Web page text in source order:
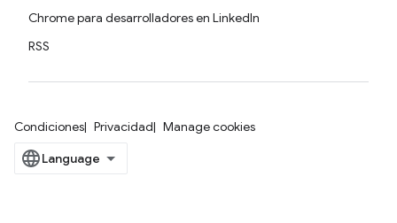
Chrome para desarrolladores en LinkedIn
RSS
Condiciones Privacidad Manage cookies